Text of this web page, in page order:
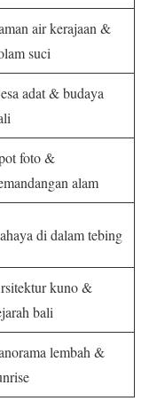
air kerajaan &
suci
adat & budaya
foto &
alam
di dalam tebing
kuno &
bali
lembah &